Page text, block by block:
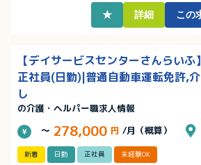
★ 詳細 この
【デイサービスセンターさんらい
正社員(日勤)|普通自動車運転免許,
し
の介護・ヘルパー職求人情報
～ 278,000 円 /月（概算）
新着 日勤 正社員 未経験OK